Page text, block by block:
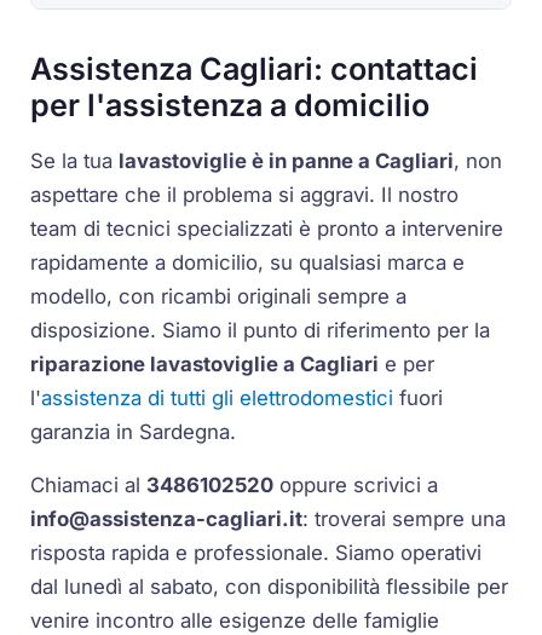
Assistenza Cagliari: contattaci
per l'assistenza a domicilio
Se la tua lavastoviglie è in panne a Cagliari, non
aspettare che il problema si aggravi. Il nostro
team di tecnici specializzati è pronto a intervenire
rapidamente a domicilio, su qualsiasi marca e
modello, con ricambi originali sempre a
disposizione. Siamo il punto di riferimento per la
riparazione lavastoviglie a Cagliari e per
l'assistenza di tutti gli elettrodomestici fuori
garanzia in Sardegna.
Chiamaci al 3486102520 oppure scrivici a
info@assistenza-cagliari.it: troverai sempre una
risposta rapida e professionale. Siamo operativi
dal lunedì al sabato, con disponibilità flessibile per
venire incontro alle esigenze delle famiglie